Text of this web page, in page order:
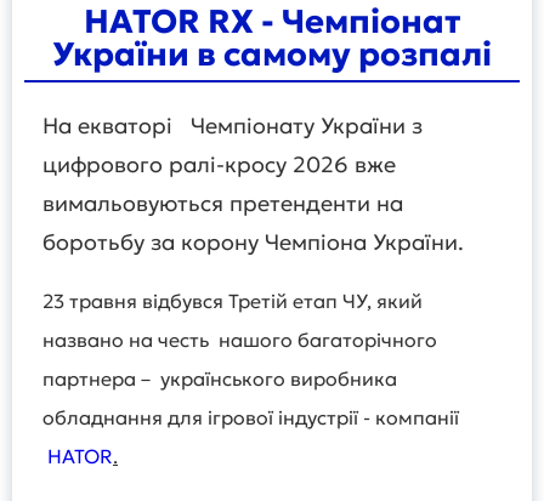
HATOR RX - Чемпіонат
України в самому розпалі
На екваторі Чемпіонату України з
цифрового ралі-кросу 2026 вже
вимальовуються претенденти на
боротьбу за корону Чемпіона України.
23 травня відбувся Третій етап ЧУ, який
названо на честь нашого багаторічного
партнера – українського виробника
обладнання для ігрової індустрії - компанії
HATOR.